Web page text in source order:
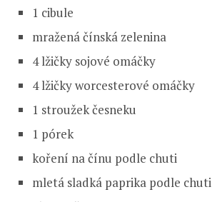
1 cibule
mražená čínská zelenina
4 lžičky sojové omáčky
4 lžičky worcesterové omáčky
1 stroužek česneku
1 pórek
koření na čínu podle chuti
mletá sladká paprika podle chuti